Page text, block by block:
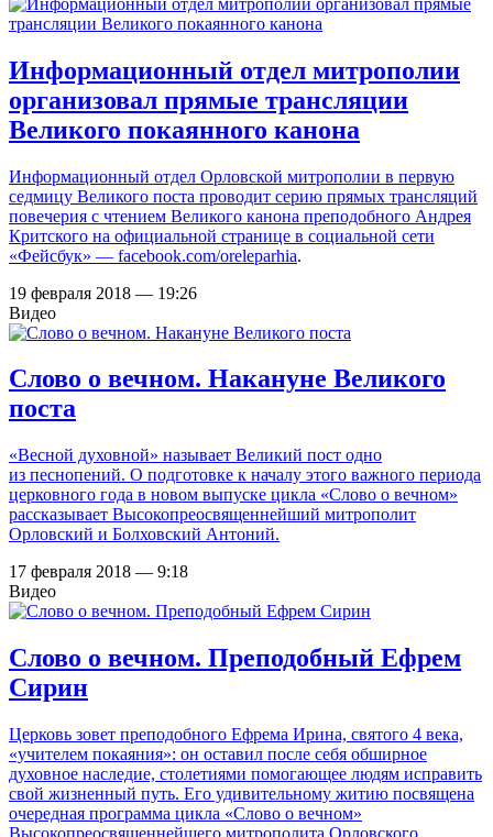
Информационный отдел митрополии
организовал прямые трансляции
Великого покаянного канона
Информационный отдел Орловской митрополии в первую
седмицу Великого поста проводит серию прямых трансляций
повечерия с чтением Великого канона преподобного Андрея
Критского на официальной странице в социальной сети
«Фейсбук» — facebook.com/oreleparhia.
19 февраля 2018 — 19:26
Видео
Слово о вечном. Накануне Великого
поста
«Весной духовной» называет Великий пост одно
из песнопений. О подготовке к началу этого важного периода
церковного года в новом выпуске цикла «Слово о вечном»
рассказывает Высокопреосвященнейший митрополит
Орловский и Болховский Антоний.
17 февраля 2018 — 9:18
Видео
Слово о вечном. Преподобный Ефрем
Сирин
Церковь зовет преподобного Ефрема Ирина, святого 4 века,
«учителем покаяния»: он оставил после себя обширное
духовное наследие, столетиями помогающее людям исправить
свой жизненный путь. Его удивительному житию посвящена
очередная программа цикла «Слово о вечном»